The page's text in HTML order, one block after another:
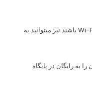
حتی اگر دو گوشی دارای این نرم افزار مجهز به Wi-Fi باشند نیز میتوانید به
به رایگان در پایگاه